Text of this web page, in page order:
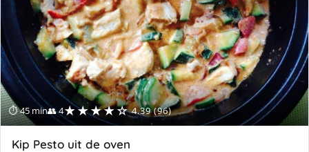
⏱ 45 min👥 4★★★★☆ 4.39 (96)
Kip Pesto uit de oven